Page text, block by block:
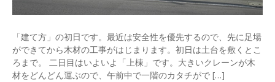
「建て方」の初日です。最近は安全性を優先するので、先に足場
ができてから木材の工事がはじまります。初日は土台を敷くとこ
ろまで。 二日目はいよいよ「上棟」です。大きいクレーンが木
材をどんどん運ぶので、午前中で一階のカタチがで […]